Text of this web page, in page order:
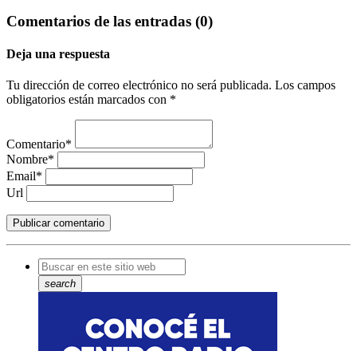
Comentarios de las entradas (0)
Deja una respuesta
Tu dirección de correo electrónico no será publicada. Los campos
obligatorios están marcados con *
Comentario*
Nombre*
Email*
Url
search